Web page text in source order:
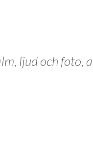
ljud och foto,